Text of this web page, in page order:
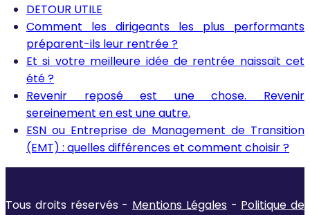
DETOUR UTILE
Comment les dirigeants les plus performants
préparent-ils leur rentrée ?
Et si votre meilleure idée de rentrée naissait cet
été ?
Revenir reposé est une chose. Revenir
sereinement en est une autre.
ESN ou Entreprise de Management de Transition
(EMT) : quelles différences et comment choisir ?
Tous droits réservés - Mentions Légales - Politique de